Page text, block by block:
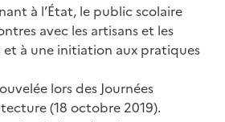
à l’État, le public scolaire
avec les artisans et les
et à une initiation aux pratiques
lors des Journées
(18 octobre 2019).